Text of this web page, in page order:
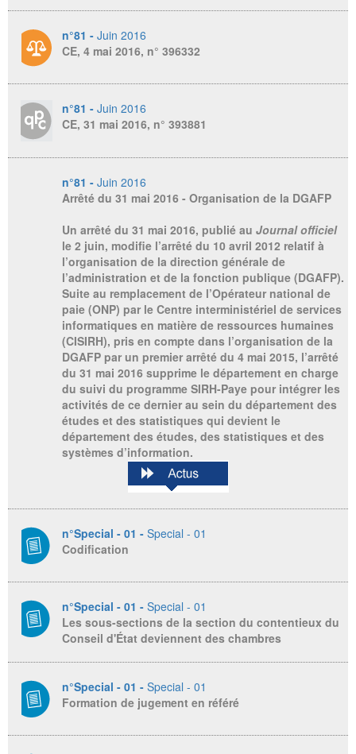
n°81 - Juin 2016
CE, 4 mai 2016, n° 396332
n°81 - Juin 2016
CE, 31 mai 2016, n° 393881
n°81 - Juin 2016
Arrêté du 31 mai 2016 - Organisation de la DGAFP
Un arrêté du 31 mai 2016, publié au Journal officiel
le 2 juin, modifie l’arrêté du 10 avril 2012 relatif à
l’organisation de la direction générale de
l’administration et de la fonction publique (DGAFP).
Suite au remplacement de l’Opérateur national de
paie (ONP) par le Centre interministériel de services
informatiques en matière de ressources humaines
(CISIRH), pris en compte dans l’organisation de la
DGAFP par un premier arrêté du 4 mai 2015, l’arrêté
du 31 mai 2016 supprime le département en charge
du suivi du programme SIRH-Paye pour intégrer les
activités de ce dernier au sein du département des
études et des statistiques qui devient le
département des études, des statistiques et des
systèmes d’information.
n°Special - 01 - Special - 01
Codification
n°Special - 01 - Special - 01
Les sous-sections de la section du contentieux du
Conseil d'État deviennent des chambres
n°Special - 01 - Special - 01
Formation de jugement en référé